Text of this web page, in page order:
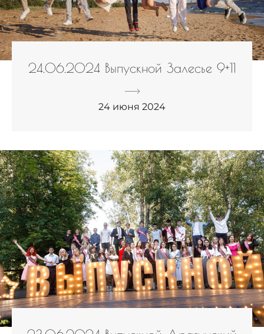
24.06.2024 Выпускной Залесье 9+11
24 июня 2024